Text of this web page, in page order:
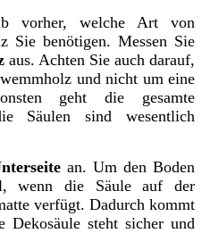
vorher, welche Art von
Sie benötigen. Messen Sie
aus. Achten Sie auch darauf,
und nicht um eine
geht die gesamte
Säulen sind wesentlich
an. Um den Boden
wenn die Säule auf der
verfügt. Dadurch kommt
steht sicher und